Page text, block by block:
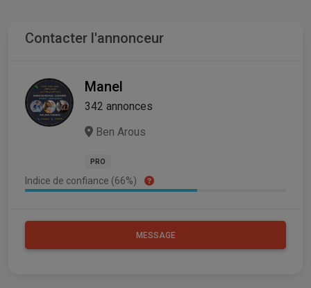
Contacter l'annonceur
Manel
342 annonces
Ben Arous
PRO
Indice de confiance (66%)
MESSAGE